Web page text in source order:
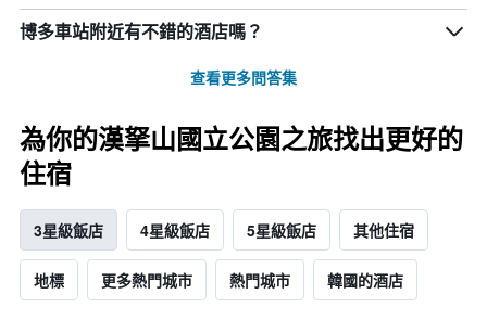
1
個
示
距
離
預
訂
日
期
的
天
博多車站附近有不錯的酒店嗎？
查看更多問答集
為你的漢拏山國立公園之旅找出更好的
住宿
3星級飯店 4星級飯店 5星級飯店 其他住宿
地標 更多熱門城市 熱門城市 韓國的酒店